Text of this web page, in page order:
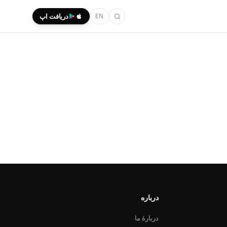
EN دریافت اپ
درباره
دربارهٔ ما